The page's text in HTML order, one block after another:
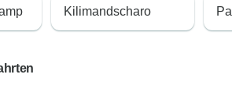
Kilimandscharo